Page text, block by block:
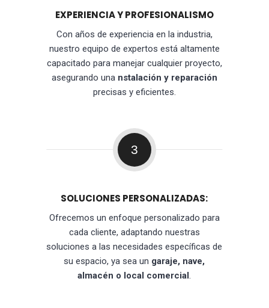
EXPERIENCIA Y PROFESIONALISMO
Con años de experiencia en la industria,
nuestro equipo de expertos está altamente
capacitado para manejar cualquier proyecto,
asegurando una nstalación y reparación
precisas y eficientes.
3
SOLUCIONES PERSONALIZADAS:
Ofrecemos un enfoque personalizado para
cada cliente, adaptando nuestras
soluciones a las necesidades específicas de
su espacio, ya sea un garaje, nave,
almacén o local comercial.